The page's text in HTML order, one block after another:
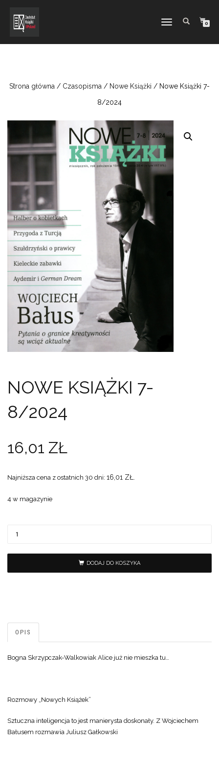
TOGGLE
0
Strona główna / Czasopisma / Nowe Książki / Nowe Książki 7-
8/2024
NOWE KSIĄŻKI 7-
8/2024
16,01 ZŁ
Najniższa cena z ostatnich 30 dni: 16,01 ZŁ
4 w magazynie
DODAJ DO KOSZYKA
OPIS
Bogna Skrzypczak-Walkowiak Alice już nie mieszka tu…
Rozmowy „Nowych Książek”
Sztuczna inteligencja to jest manierysta doskonały. Z Wojciechem
Bałusem rozmawia Juliusz Gałkowski